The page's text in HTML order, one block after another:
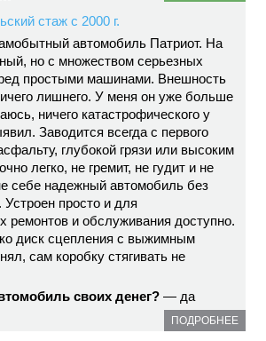
стаж с 2000 г.
автомобиль Патриот. На
но с множеством серьезных
простыми машинами. Внешность
лишнего. У меня он уже больше
ничего катастрофического у
Заводится всегда с первого
глубокой грязи или высоким
легко, не гремит, не гудит и не
себе надежный автомобиль без
Устроен просто и для
ремонтов и обслуживания доступно.
диск сцепления с выжимным
сам коробку стягивать не
своих денег? — да
ПОДРОБНЕЕ